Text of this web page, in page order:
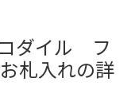
ダイル フ
札入れの詳